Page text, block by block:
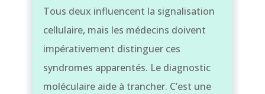
Tous deux influencent la signalisation
cellulaire, mais les médecins doivent
impérativement distinguer ces
syndromes apparentés. Le diagnostic
moléculaire aide à trancher. C’est une